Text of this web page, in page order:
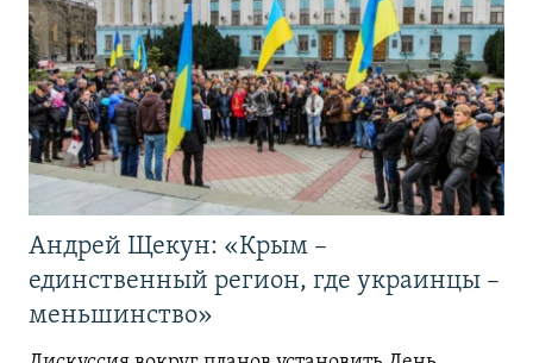
Андрей Щекун: «Крым –
единственный регион, где украинцы –
меньшинство»